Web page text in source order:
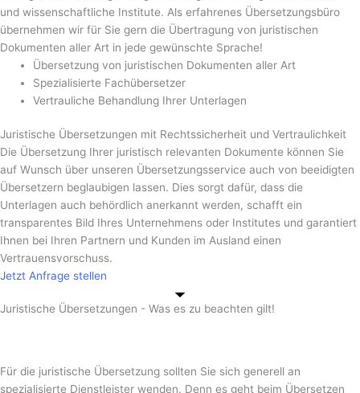
und wissenschaftliche Institute. Als erfahrenes Übersetzungsbüro
übernehmen wir für Sie gern die Übertragung von juristischen
Dokumenten aller Art in jede gewünschte Sprache!
Übersetzung von juristischen Dokumenten aller Art
Spezialisierte Fachübersetzer
Vertrauliche Behandlung Ihrer Unterlagen
Juristische Übersetzungen mit Rechtssicherheit und Vertraulichkeit
Die Übersetzung Ihrer juristisch relevanten Dokumente können Sie
auf Wunsch über unseren Übersetzungsservice auch von beeidigten
Übersetzern beglaubigen lassen. Dies sorgt dafür, dass die
Unterlagen auch behördlich anerkannt werden, schafft ein
transparentes Bild Ihres Unternehmens oder Institutes und garantiert
Ihnen bei Ihren Partnern und Kunden im Ausland einen
Vertrauensvorschuss.
Jetzt Anfrage stellen
Juristische Übersetzungen - Was es zu beachten gilt!
Für die juristische Übersetzung sollten Sie sich generell an
spezialisierte Dienstleister wenden. Denn es geht beim Übersetzen